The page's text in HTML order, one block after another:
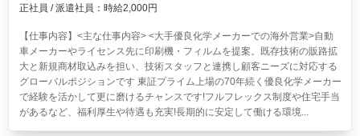
正社員 / 派遣社員：時給2,000円
【仕事内容】<主な仕事内容> <大手優良化学メーカーでの海外営業>自動
車メーカーやライセンス先に印刷機・フィルムを提案。既存技術の販路拡
大と新規商材取込みを担い、技術スタッフと連携し顧客ニーズに対応する
グローバルポジションです 東証プライム上場の70年続く優良化学メーカー
で経験を活かして更に磨けるチャンスです!フルフレックス制度や住宅手当
があるなど、福利厚生や待遇も充実!長期的に安定して働ける環境...